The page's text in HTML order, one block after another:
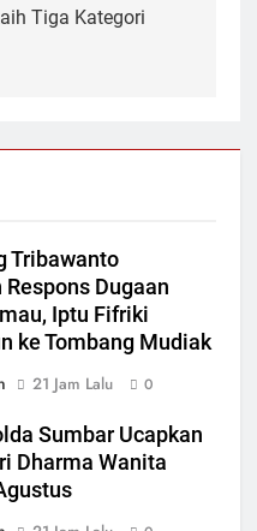
Tiga Kategori
Tribawanto
Dugaan
Iptu Fifriki
ke Tombang Mudiak
21 Jam Lalu 0
Sumbar Ucapkan
Dharma Wanita